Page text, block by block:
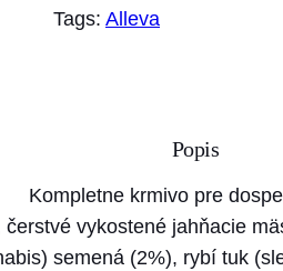
l
l
e
Tags: Alleva
Popis
Kompletne krmivo pre
vykostené jahňacie
semená (2%), rybí tuk